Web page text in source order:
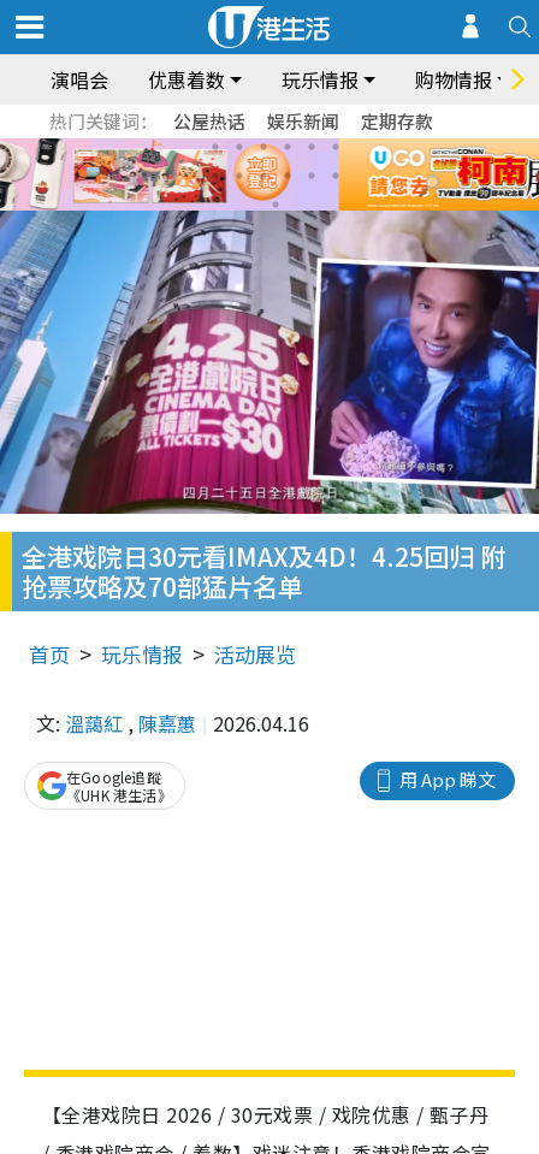
演唱会 优惠着数 玩乐情报 购物情报
热门关键词： 公屋热话 娱乐新闻 定期存款
全港戏院日30元看IMAX及4D！4.25回归 附
抢票攻略及70部猛片名单
首页 玩乐情报 活动展览
文: 溫藹紅 , 陳嘉蕙 2026.04.16
用 App 睇文
在Google追蹤
《UHK 港生活》
【全港戏院日 2026 / 30元戏票 / 戏院优惠 / 甄子丹